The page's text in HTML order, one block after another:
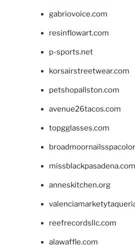
gabriovoice.com
resinflowart.com
p-sports.net
korsairstreetwear.com
petshopallston.com
avenue26tacos.com
topgglasses.com
missblackpasadena.com
anneskitchen.org
reefrecordsllc.com
alawaffle.com